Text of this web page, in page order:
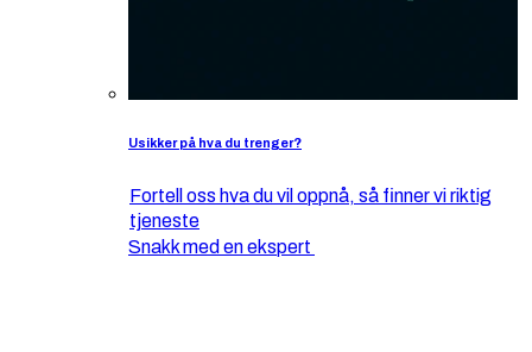
Usikker på hva du trenger?
Fortell oss hva du vil oppnå, så finner vi riktig
tjeneste
Snakk med en ekspert